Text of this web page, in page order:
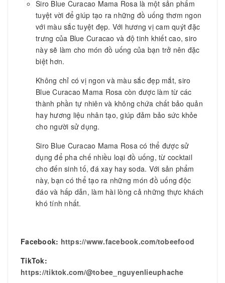
Siro Blue Curacao Mama Rosa là một sản phẩm
tuyệt vời để giúp tạo ra những đồ uống thơm ngon
với màu sắc tuyệt đẹp. Với hương vị cam quýt đặc
trưng của Blue Curacao và độ tinh khiết cao, siro
này sẽ làm cho món đồ uống của bạn trở nên đặc
biệt hơn.
Không chỉ có vị ngon và màu sắc đẹp mắt, siro
Blue Curacao Mama Rosa còn được làm từ các
thành phần tự nhiên và không chứa chất bảo quản
hay hương liệu nhân tạo, giúp đảm bảo sức khỏe
cho người sử dụng.
Siro Blue Curacao Mama Rosa có thể được sử
dụng để pha chế nhiều loại đồ uống, từ cocktail
cho đến sinh tố, đá xay hay soda. Với sản phẩm
này, bạn có thể tạo ra những món đồ uống độc
đáo và hấp dẫn, làm hài lòng cả những thực khách
khó tính nhất.
Facebook: https://www.facebook.com/tobeefood
TikTok:
https://tiktok.com/@tobee_nguyenlieuphache